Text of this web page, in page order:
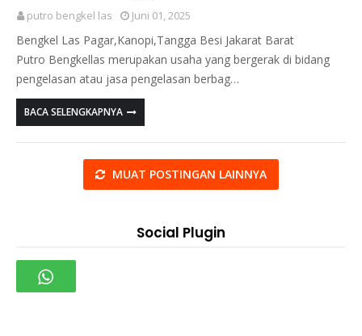
putro bengkel las Juni 01, 2025
Bengkel Las Pagar,Kanopi,Tangga Besi Jakarat Barat
Putro Bengkellas merupakan usaha yang bergerak di bidang
pengelasan atau jasa pengelasan berbag…
BACA SELENGKAPNYA
MUAT POSTINGAN LAINNYA
Social Plugin